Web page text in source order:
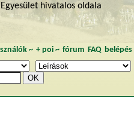
hivatalos oldala
~ + poi~ fórum FAQ belépés